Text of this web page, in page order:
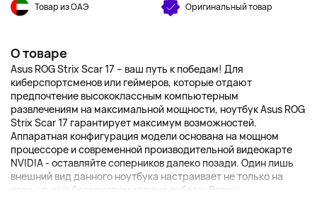
Товар из ОАЭ Оригинальный товар
О товаре
Asus ROG Strix Scar 17 – ваш путь к победам! Для
киберспортсменов или геймеров, которые отдают
предпочтение высококлассным компьютерным
развлечениям на максимальной мощности, ноутбук Asus ROG
Strix Scar 17 гарантирует максимум возможностей.
Аппаратная конфигурация модели основана на мощном
процессоре и современной производительной видеокарте
NVIDIA - оставляйте соперников далеко позади. Один лишь
внешний вид данного ноутбука настраивает не только на
игру, но и на бескомпромиссную победу. Верхн...